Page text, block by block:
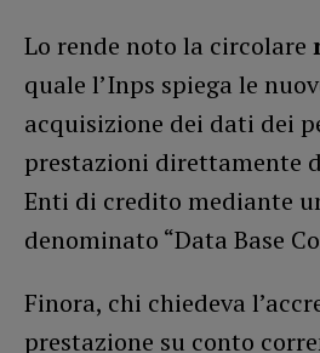
Lo rende noto la circolare
quale l’Inps spiega le
acquisizione dei dati dei
prestazioni direttamente
Enti di credito mediante
denominato “Data Base
Finora, chi chiedeva
prestazione su conto